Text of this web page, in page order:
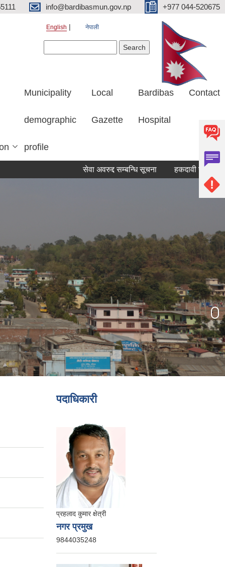
info@bardibasmun.gov.np +977 044-520675
English नेपाली
Municipality
demographic
profile
Local
Gazette
Bardibas
Hospital
Contact
सेवा अवरुद्द सम्बन्धि सूचना हकदावी सम्बन्धि ३५ दिने
पदाधिकारी
प्रहलाद कुमार क्षेत्री
नगर प्रमुख
9844035248